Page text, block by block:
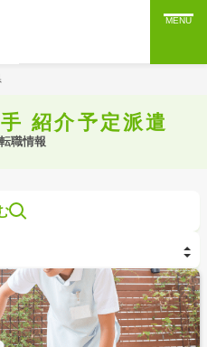
MENU
紹介予定派遣
職情報